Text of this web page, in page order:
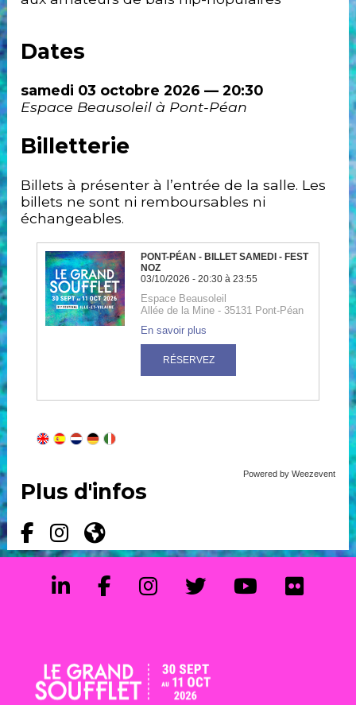
Dates
samedi 03 octobre 2026 — 20:30
Espace Beausoleil à Pont-Péan
Billetterie
Billets à présenter à l’entrée de la salle. Les
billets ne sont ni remboursables ni
échangeables.
Powered by Weezevent
Plus d'infos